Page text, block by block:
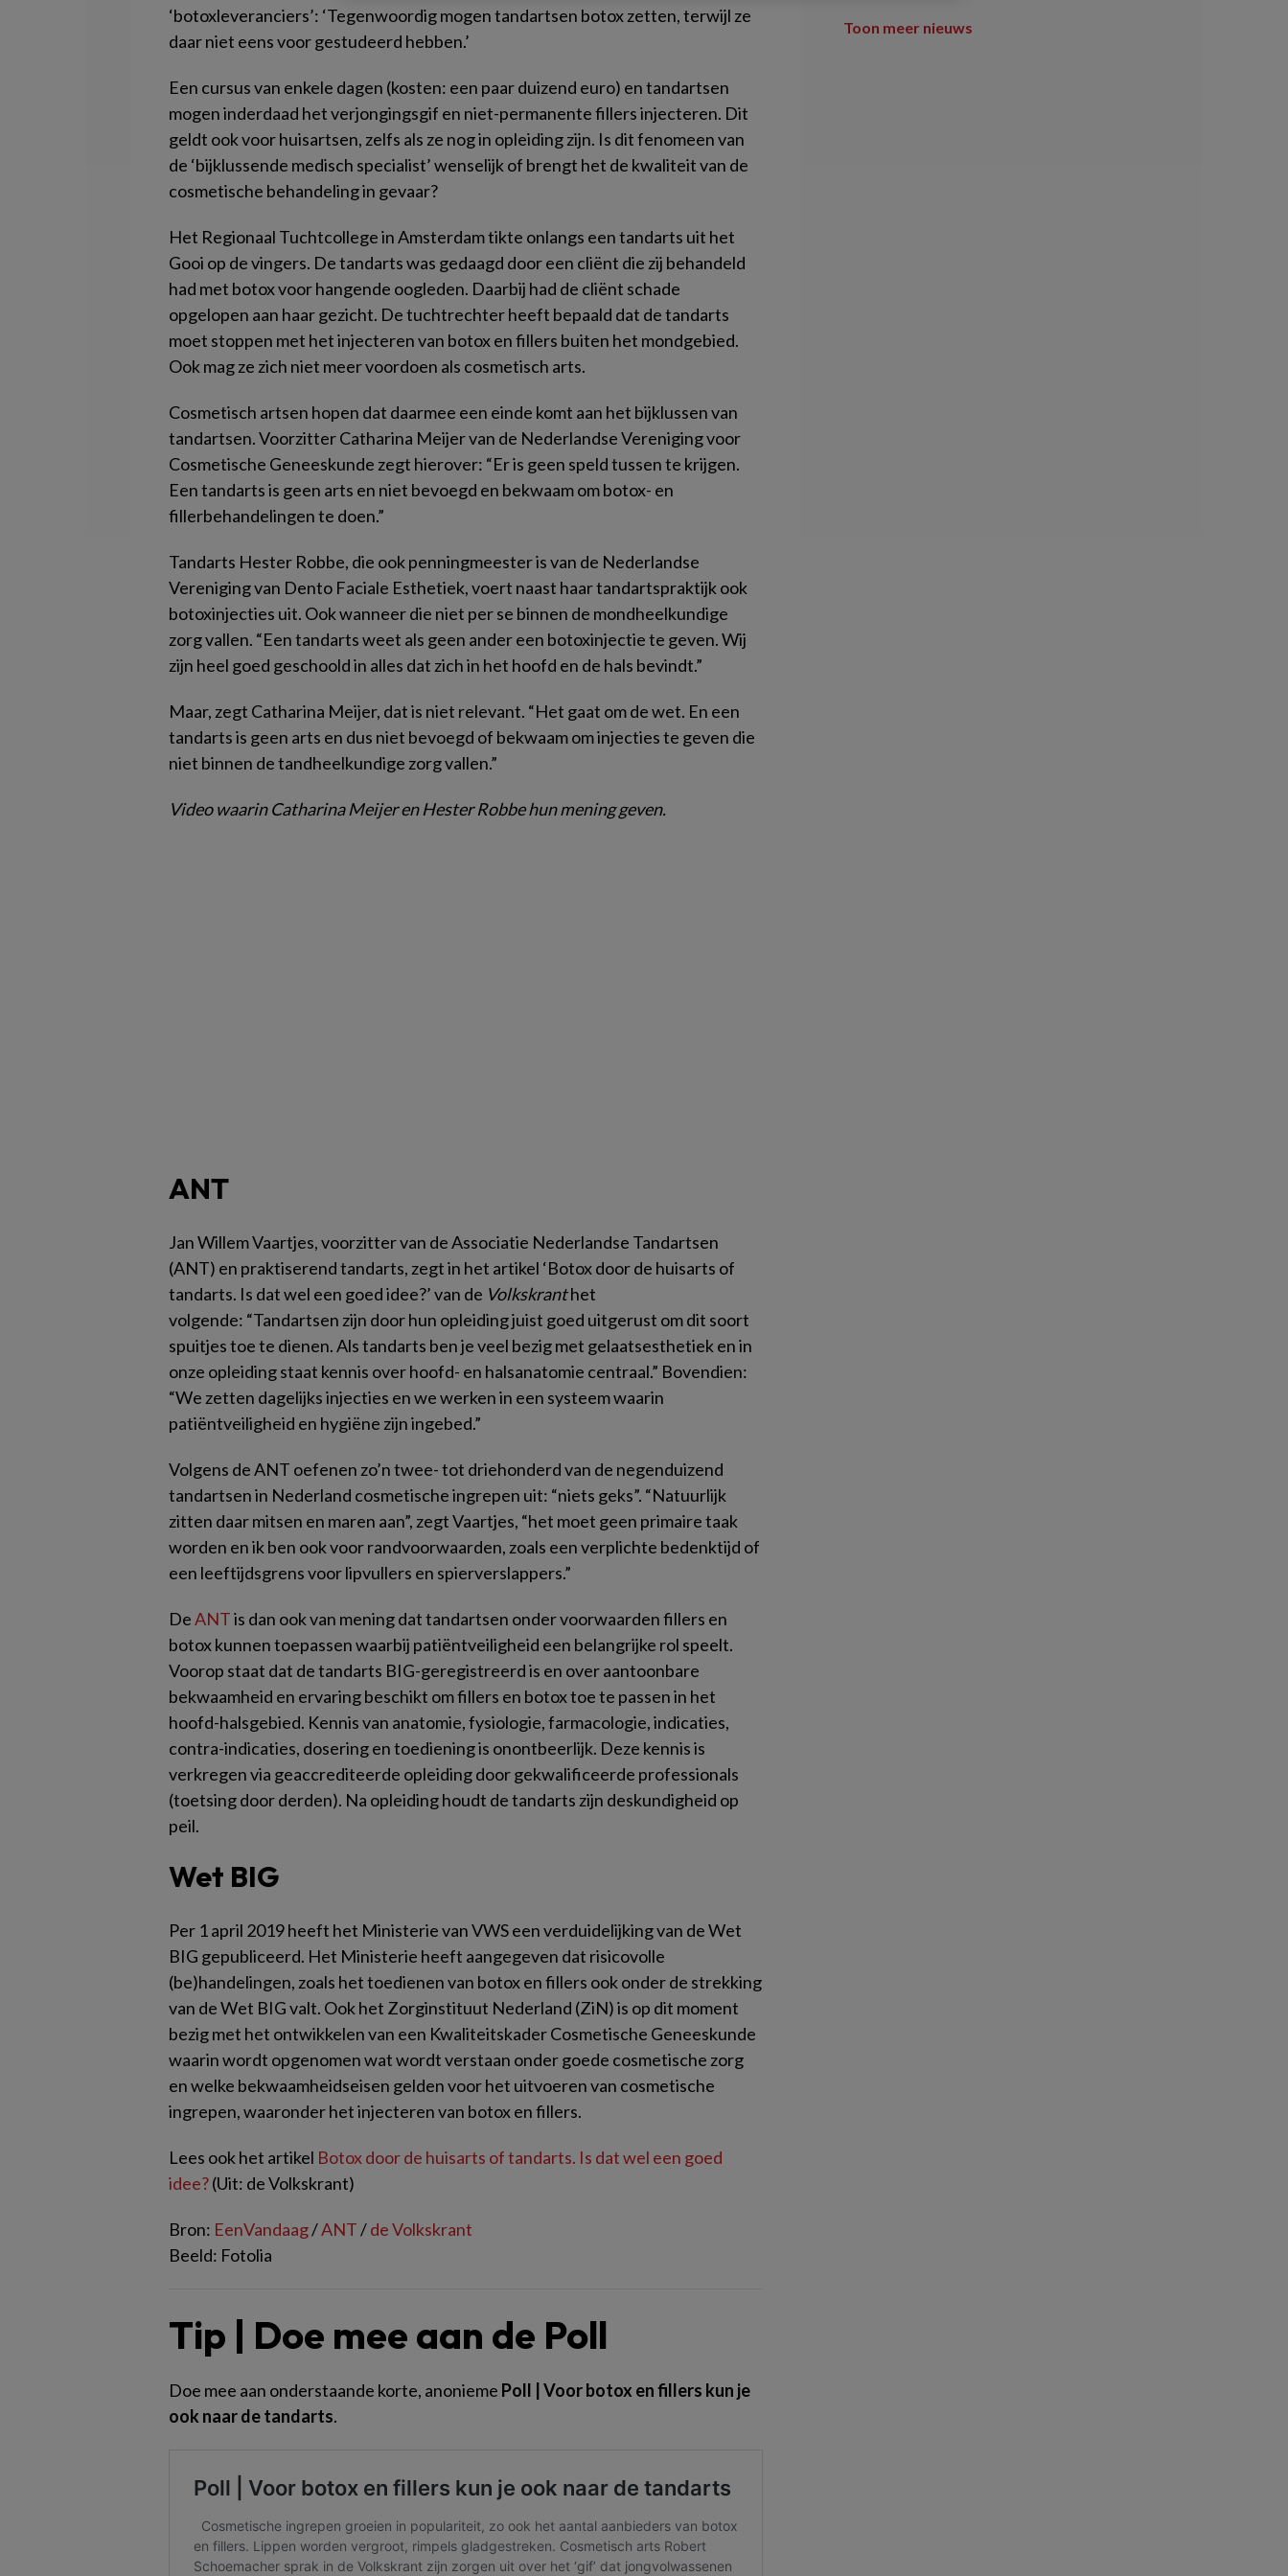
‘botoxleveranciers’: ‘Tegenwoordig mogen tandartsen botox zetten, terwijl ze
daar niet eens voor gestudeerd hebben.’
Een cursus van enkele dagen (kosten: een paar duizend euro) en tandartsen
mogen inderdaad het verjongingsgif en niet-permanente fillers injecteren. Dit
geldt ook voor huisartsen, zelfs als ze nog in opleiding zijn. Is dit fenomeen van
de ‘bijklussende medisch specialist’ wenselijk of brengt het de kwaliteit van de
cosmetische behandeling in gevaar?
Het Regionaal Tuchtcollege in Amsterdam tikte onlangs een tandarts uit het
Gooi op de vingers. De tandarts was gedaagd door een cliënt die zij behandeld
had met botox voor hangende oogleden. Daarbij had de cliënt schade
opgelopen aan haar gezicht. De tuchtrechter heeft bepaald dat de tandarts
moet stoppen met het injecteren van botox en fillers buiten het mondgebied.
Ook mag ze zich niet meer voordoen als cosmetisch arts.
Cosmetisch artsen hopen dat daarmee een einde komt aan het bijklussen van
tandartsen. Voorzitter Catharina Meijer van de Nederlandse Vereniging voor
Cosmetische Geneeskunde zegt hierover: “Er is geen speld tussen te krijgen.
Een tandarts is geen arts en niet bevoegd en bekwaam om botox- en
fillerbehandelingen te doen.”
Tandarts Hester Robbe, die ook penningmeester is van de Nederlandse
Vereniging van Dento Faciale Esthetiek, voert naast haar tandartspraktijk ook
botoxinjecties uit. Ook wanneer die niet per se binnen de mondheelkundige
zorg vallen. “Een tandarts weet als geen ander een botoxinjectie te geven. Wij
zijn heel goed geschoold in alles dat zich in het hoofd en de hals bevindt.”
Maar, zegt Catharina Meijer, dat is niet relevant. “Het gaat om de wet. En een
tandarts is geen arts en dus niet bevoegd of bekwaam om injecties te geven die
niet binnen de tandheelkundige zorg vallen.”
Video waarin Catharina Meijer en Hester Robbe hun mening geven.
ANT
Jan Willem Vaartjes, voorzitter van de Associatie Nederlandse Tandartsen
(ANT) en praktiserend tandarts, zegt in het artikel ‘Botox door de huisarts of
tandarts. Is dat wel een goed idee?’ van de Volkskranthet
volgende: “Tandartsen zijn door hun opleiding juist goed uitgerust om dit soort
spuitjes toe te dienen. Als tandarts ben je veel bezig met gelaatsesthetiek en in
onze opleiding staat kennis over hoofd- en halsanatomie centraal.” Bovendien:
“We zetten dagelijks injecties en we werken in een systeem waarin
patiëntveiligheid en hygiëne zijn ingebed.”
Volgens de ANT oefenen zo’n twee- tot driehonderd van de negenduizend
tandartsen in Nederland cosmetische ingrepen uit: “niets geks”. “Natuurlijk
zitten daar mitsen en maren aan”, zegt Vaartjes, “het moet geen primaire taak
worden en ik ben ook voor randvoorwaarden, zoals een verplichte bedenktijd of
een leeftijdsgrens voor lipvullers en spierverslappers.”
DeANTis dan ook van mening dat tandartsen onder voorwaarden fillers en
botox kunnen toepassen waarbij patiëntveiligheid een belangrijke rol speelt.
Voorop staat dat de tandarts BIG-geregistreerd is en over aantoonbare
bekwaamheid en ervaring beschikt om fillers en botox toe te passen in het
hoofd-halsgebied. Kennis van anatomie, fysiologie, farmacologie, indicaties,
contra-indicaties, dosering en toediening is onontbeerlijk. Deze kennis is
verkregen via geaccrediteerde opleiding door gekwalificeerde professionals
(toetsing door derden). Na opleiding houdt de tandarts zijn deskundigheid op
peil.
Wet BIG
Per 1 april 2019 heeft het Ministerie van VWS een verduidelijking van de Wet
BIG gepubliceerd. Het Ministerie heeft aangegeven dat risicovolle
(be)handelingen, zoals het toedienen van botox en fillers ook onder de strekking
van de Wet BIG valt. Ook het Zorginstituut Nederland (ZiN) is op dit moment
bezig met het ontwikkelen van een Kwaliteitskader Cosmetische Geneeskunde
waarin wordt opgenomen wat wordt verstaan onder goede cosmetische zorg
en welke bekwaamheidseisen gelden voor het uitvoeren van cosmetische
ingrepen, waaronder het injecteren van botox en fillers.
Lees ook het artikel Botox door de huisarts of tandarts. Is dat wel een goed
idee?(Uit: de Volkskrant)
Bron: EenVandaag/ANT/de Volkskrant
Beeld: Fotolia
Tip | Doe mee aan de Poll
Doe mee aan onderstaande korte, anonieme Poll | Voor botox en fillers kun je
ook naar de tandarts.
Toon meer nieuws